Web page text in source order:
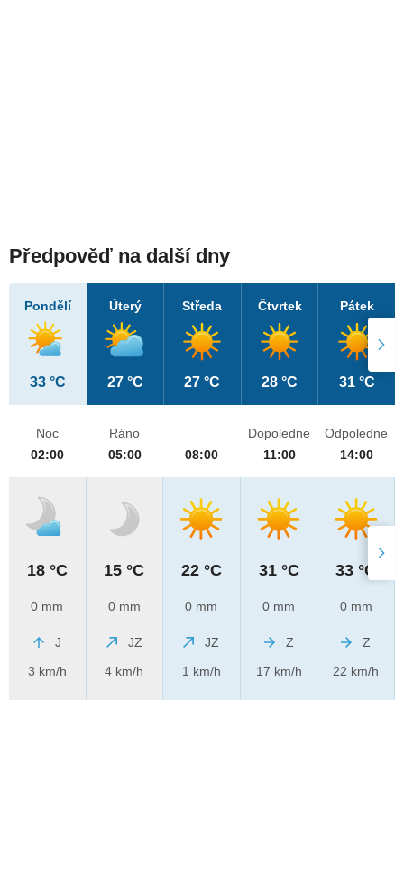
Předpověď na další dny
Pondělí
33 °C
Úterý
27 °C
Středa
27 °C
Čtvrtek
28 °C
Pátek
31 °C
Noc
02:00
18 °C
0 mm
J
3 km/h
Ráno
05:00
15 °C
0 mm
JZ
4 km/h
08:00
22 °C
0 mm
JZ
1 km/h
Dopoledne
11:00
31 °C
0 mm
Z
17 km/h
Odpoledne
14:00
33 °C
0 mm
Z
22 km/h